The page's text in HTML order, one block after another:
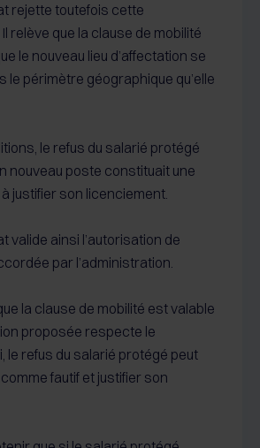
rejette toutefois cette
relève que la clause de mobilité
le nouveau lieu d’affectation se
le périmètre géographique qu’elle
le refus du salarié protégé
nouveau poste constituait une
justifier son licenciement.
valide ainsi l’autorisation de
par l’administration.
la clause de mobilité est valable
proposée respecte le
le refus du salarié protégé peut
fautif et justifier son